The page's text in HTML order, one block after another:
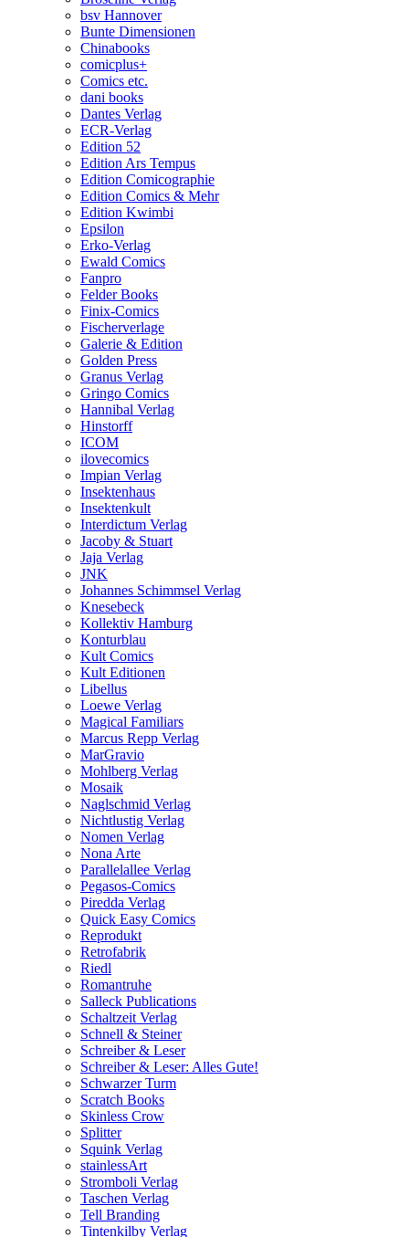
bsv Hannover
Bunte Dimensionen
Chinabooks
comicplus+
Comics etc.
dani books
Dantes Verlag
ECR-Verlag
Edition 52
Edition Ars Tempus
Edition Comicographie
Edition Comics & Mehr
Edition Kwimbi
Epsilon
Erko-Verlag
Ewald Comics
Fanpro
Felder Books
Finix-Comics
Fischerverlage
Galerie & Edition
Golden Press
Granus Verlag
Gringo Comics
Hannibal Verlag
Hinstorff
ICOM
ilovecomics
Impian Verlag
Insektenhaus
Insektenkult
Interdictum Verlag
Jacoby & Stuart
Jaja Verlag
JNK
Johannes Schimmsel Verlag
Knesebeck
Kollektiv Hamburg
Konturblau
Kult Comics
Kult Editionen
Libellus
Loewe Verlag
Magical Familiars
Marcus Repp Verlag
MarGravio
Mohlberg Verlag
Mosaik
Naglschmid Verlag
Nichtlustig Verlag
Nomen Verlag
Nona Arte
Parallelallee Verlag
Pegasos-Comics
Piredda Verlag
Quick Easy Comics
Reprodukt
Retrofabrik
Riedl
Romantruhe
Salleck Publications
Schaltzeit Verlag
Schnell & Steiner
Schreiber & Leser
Schreiber & Leser: Alles Gute!
Schwarzer Turm
Scratch Books
Skinless Crow
Splitter
Squink Verlag
stainlessArt
Stromboli Verlag
Taschen Verlag
Tell Branding
Tintenkilby Verlag